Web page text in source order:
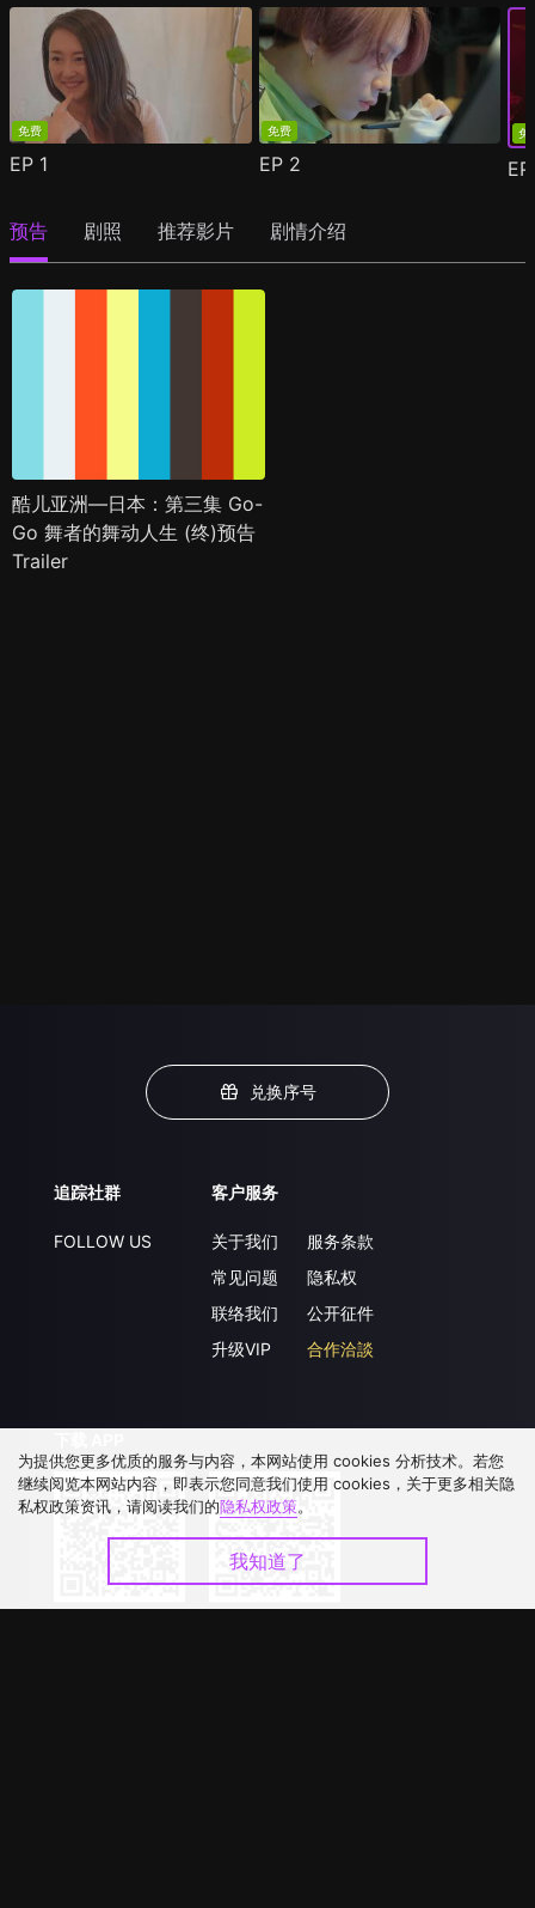
免费
EP 1
免费
EP 2
免
预告 剧照 推荐影片 剧情介绍
酷儿亚洲—日本：第三集 Go-
Go 舞者的舞动人生 (终)预告
Trailer
兑换序号
追踪社群
FOLLOW US
客户服务
关于我们
常见问题
联络我们
升级VIP
服务条款
隐私权
公开征件
合作洽談
为提供您更多优质的服务与内容，本网站使用 cookies 分析技术。若您
继续阅览本网站内容，即表示您同意我们使用 cookies，关于更多相关隐
私权政策资讯，请阅读我们的隐私权政策。
我知道了